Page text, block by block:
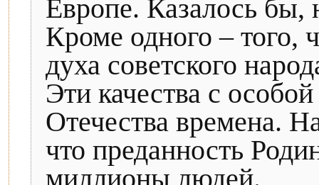
Европе. Казалось бы,
Кроме одного – того,
духа советского
Эти качества с
Отечества времена.
что преданность
миллионы людей.